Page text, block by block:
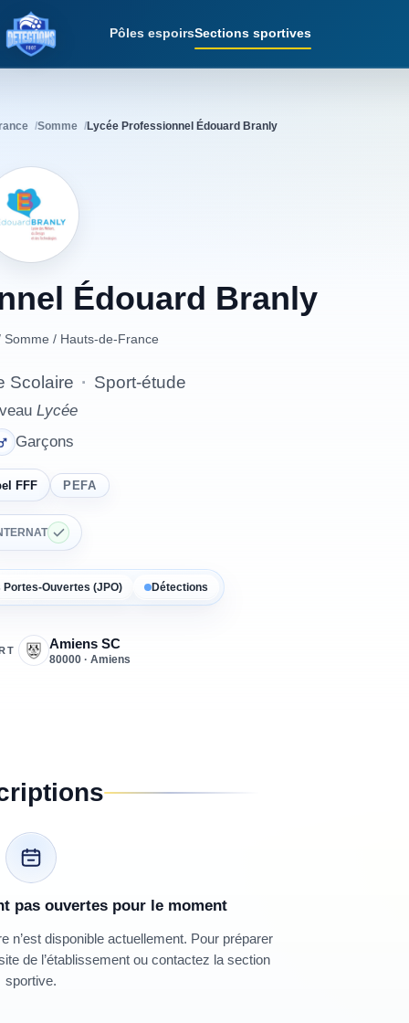
Détections Foot
Pôles espoirsSections sportives
Somme Lycée Professionnel Édouard Branly
Édouard Branly
Somme / Hauts-de-France
Scolaire · Sport-étude
Lycée
Garçons
FFF PEFA
Portes-Ouvertes (JPO) Détections
Amiens SC
80000 · Amiens
pas ouvertes pour le moment
n’est disponible actuellement. Pour préparer
de l’établissement ou contactez la section
sportive.